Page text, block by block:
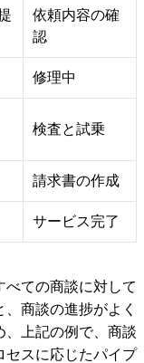
依頼内容の確
認
修理中
検査と試乗
請求書の作成
サービス完了
ての商談に対して
商談の進捗がよく
、上記の例で、商談
セスに応じたパイプ